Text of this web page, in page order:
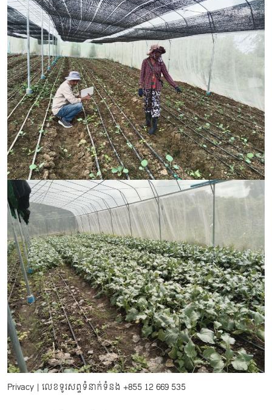
Privacy | លេខទូរសព្ទទំនាក់ទំនង +855 12 669 535